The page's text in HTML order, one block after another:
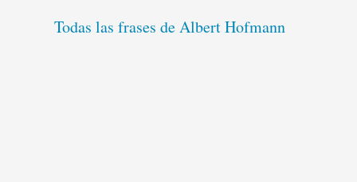
Todas las frases de Albert Hofmann